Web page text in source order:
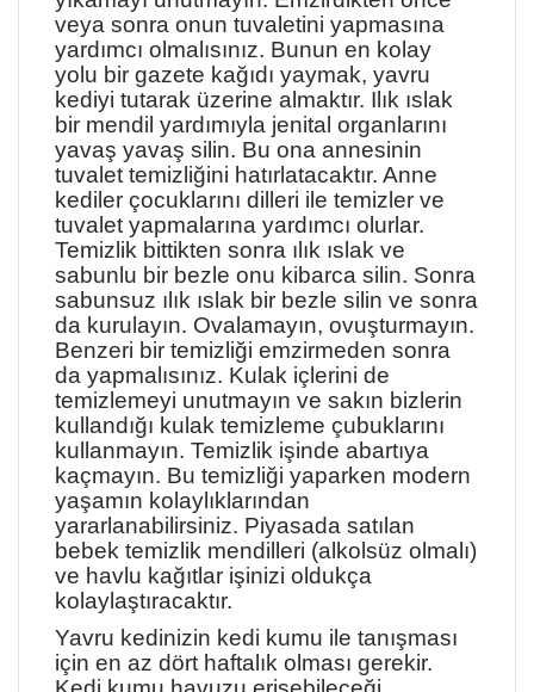
veya sonra onun tuvaletini yapmasına
yardımcı olmalısınız. Bunun en kolay
yolu bir gazete kağıdı yaymak, yavru
kediyi tutarak üzerine almaktır. Ilık ıslak
bir mendil yardımıyla jenital organlarını
yavaş yavaş silin. Bu ona annesinin
tuvalet temizliğini hatırlatacaktır. Anne
kediler çocuklarını dilleri ile temizler ve
tuvalet yapmalarına yardımcı olurlar.
Temizlik bittikten sonra ılık ıslak ve
sabunlu bir bezle onu kibarca silin. Sonra
sabunsuz ılık ıslak bir bezle silin ve sonra
da kurulayın. Ovalamayın, ovuşturmayın.
Benzeri bir temizliği emzirmeden sonra
da yapmalısınız. Kulak içlerini de
temizlemeyi unutmayın ve sakın bizlerin
kullandığı kulak temizleme çubuklarını
kullanmayın. Temizlik işinde abartıya
kaçmayın. Bu temizliği yaparken modern
yaşamın kolaylıklarından
yararlanabilirsiniz. Piyasada satılan
bebek temizlik mendilleri (alkolsüz olmalı)
ve havlu kağıtlar işinizi oldukça
kolaylaştıracaktır.
Yavru kedinizin kedi kumu ile tanışması
için en az dört haftalık olması gerekir.